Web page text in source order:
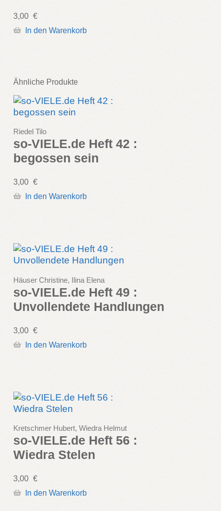
3,00 €
In den Warenkorb
Ähnliche Produkte
Riedel Tilo
so-VIELE.de Heft 42 :
begossen sein
3,00 €
In den Warenkorb
Häuser Christine, Ilina Elena
so-VIELE.de Heft 49 :
Unvollendete Handlungen
3,00 €
In den Warenkorb
Kretschmer Hubert, Wiedra Helmut
so-VIELE.de Heft 56 :
Wiedra Stelen
3,00 €
In den Warenkorb